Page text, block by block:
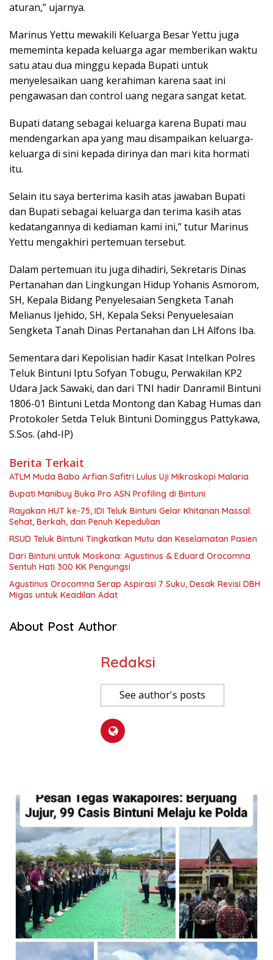
aturan,” ujarnya.
Marinus Yettu mewakili Keluarga Besar Yettu juga
mememinta kepada keluarga agar memberikan waktu
satu atau dua minggu kepada Bupati untuk
menyelesaikan uang kerahiman karena saat ini
pengawasan dan control uang negara sangat ketat.
Bupati datang sebagai keluarga karena Bupati mau
mendengarkan apa yang mau disampaikan keluarga-
keluarga di sini kepada dirinya dan mari kita hormati
itu.
Selain itu saya berterima kasih atas jawaban Bupati
dan Bupati sebagai keluarga dan terima kasih atas
kedatangannya di kediaman kami ini,” tutur Marinus
Yettu mengakhiri pertemuan tersebut.
Dalam pertemuan itu juga dihadiri, Sekretaris Dinas
Pertanahan dan Lingkungan Hidup Yohanis Asmorom,
SH, Kepala Bidang Penyelesaian Sengketa Tanah
Melianus Ijehido, SH, Kepala Seksi Penyuelesaian
Sengketa Tanah Dinas Pertanahan dan LH Alfons Iba.
Sementara dari Kepolisian hadir Kasat Intelkan Polres
Teluk Bintuni Iptu Sofyan Tobugu, Perwakilan KP2
Udara Jack Sawaki, dan dari TNI hadir Danramil Bintuni
1806-01 Bintuni Letda Montong dan Kabag Humas dan
Protokoler Setda Teluk Bintuni Dominggus Pattykawa,
S.Sos. (ahd-IP)
Berita Terkait
ATLM Muda Babo Arfian Safitri Lulus Uji Mikroskopi Malaria
Bupati Manibuy Buka Pro ASN Profiling di Bintuni
Rayakan HUT ke-75, IDI Teluk Bintuni Gelar Khitanan Massal:
Sehat, Berkah, dan Penuh Kepedulian
RSUD Teluk Bintuni Tingkatkan Mutu dan Keselamatan Pasien
Dari Bintuni untuk Moskona: Agustinus & Eduard Orocomna
Sentuh Hati 300 KK Pengungsi
Agustinus Orocomna Serap Aspirasi 7 Suku, Desak Revisi DBH
Migas untuk Keadilan Adat
About Post Author
Redaksi
See author's posts